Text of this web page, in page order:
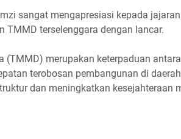
sangat mengapresiasi kepada
TMMD terselenggara dengan lancar.
(TMMD) merupakan keterpaduan
terobosan pembangunan di
dan meningkatkan kesejahteraan